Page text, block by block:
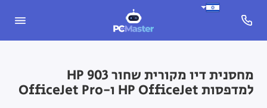
מחסנית דיו מקורית שחור HP 903
למדפסות HP OfficeJet ו-OfficeJet Pro